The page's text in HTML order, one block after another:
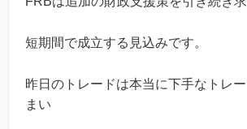
短期間で成立する見込みです。
昨日のトレードは本当に下手なトレ
まい